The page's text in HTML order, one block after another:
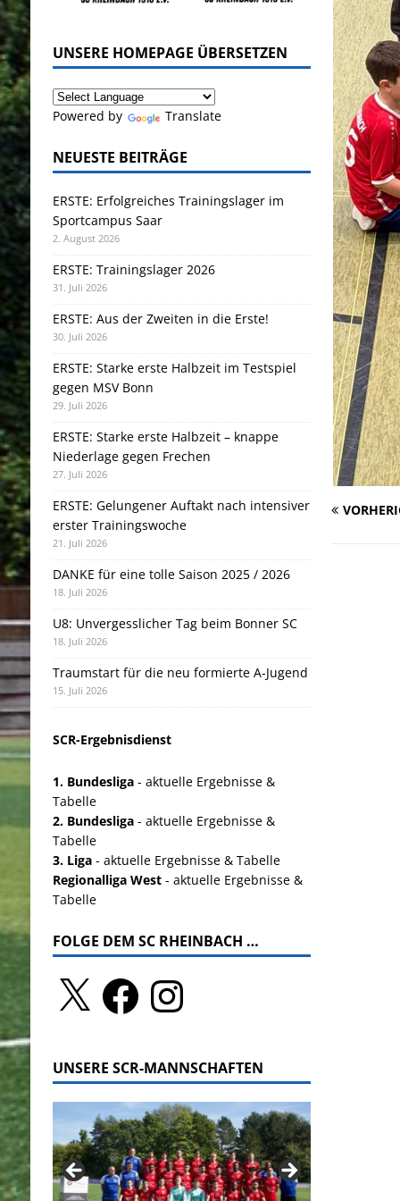
UNSERE HOMEPAGE ÜBERSETZEN
Powered by Translate
NEUESTE BEITRÄGE
ERSTE: Erfolgreiches Trainingslager im
Sportcampus Saar
2. August 2026
ERSTE: Trainingslager 2026
31. Juli 2026
ERSTE: Aus der Zweiten in die Erste!
30. Juli 2026
ERSTE: Starke erste Halbzeit im Testspiel
gegen MSV Bonn
29. Juli 2026
ERSTE: Starke erste Halbzeit – knappe
Niederlage gegen Frechen
27. Juli 2026
ERSTE: Gelungener Auftakt nach intensiver
erster Trainingswoche
21. Juli 2026
DANKE für eine tolle Saison 2025 / 2026
18. Juli 2026
U8: Unvergesslicher Tag beim Bonner SC
18. Juli 2026
Traumstart für die neu formierte A-Jugend
15. Juli 2026
SCR-Ergebnisdienst
1. Bundesliga- aktuelle Ergebnisse &
Tabelle
2. Bundesliga - aktuelle Ergebnisse &
Tabelle
3. Liga- aktuelle Ergebnisse & Tabelle
Regionalliga West - aktuelle Ergebnisse &
Tabelle
FOLGE DEM SC RHEINBACH …
UNSERE SCR-MANNSCHAFTEN